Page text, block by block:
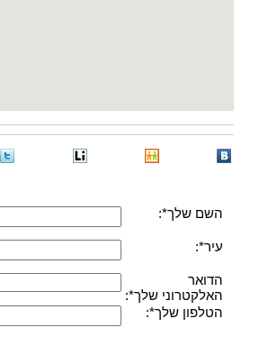
השם שלך*:
עיר*:
הדואר
האלקטרוני שלך*:
הטלפון שלך*: